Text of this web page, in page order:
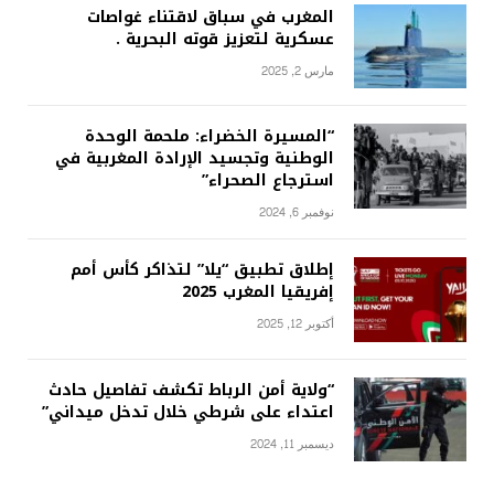
المغرب في سباق لاقتناء غواصات
عسكرية لتعزيز قوته البحرية .
مارس 2, 2025
“المسيرة الخضراء: ملحمة الوحدة
الوطنية وتجسيد الإرادة المغربية في
استرجاع الصحراء”
نوفمبر 6, 2024
إطلاق تطبيق “يلا” لتذاكر كأس أمم
إفريقيا المغرب 2025
أكتوبر 12, 2025
“ولاية أمن الرباط تكشف تفاصيل حادث
اعتداء على شرطي خلال تدخل ميداني”
ديسمبر 11, 2024